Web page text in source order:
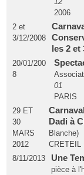
2006
2 et
3/12/2008
les 2 et
20/01/200
8
01
PARIS
29 ET
30
MARS
2012
Dadi à
Blanche)
CRETEIL
8/11/2013
Une
pièce à